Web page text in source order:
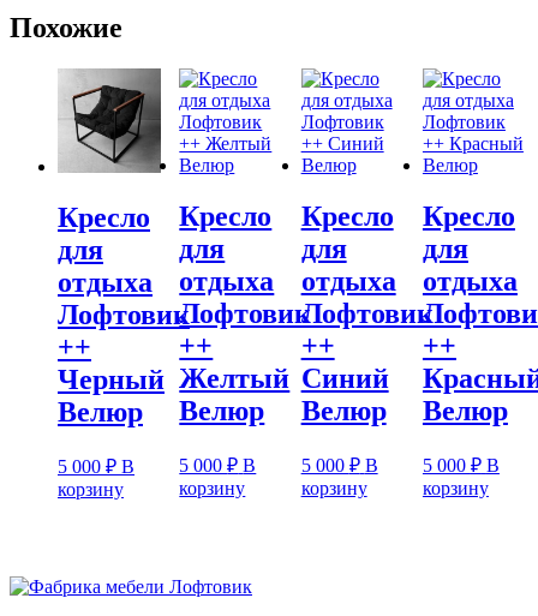
Похожие
Кресло
для
отдыха
Лофтовик
++
Черный
Велюр
5 000 ₽ В
корзину
Кресло
для
отдыха
Лофтовик
++
Желтый
Велюр
5 000₽ В
корзину
Кресло
для
отдыха
Лофтовик
++
Синий
Велюр
5 000 ₽ В
корзину
Кресло
для
отдыха
++
Велюр
5 000 ₽ В
корзину